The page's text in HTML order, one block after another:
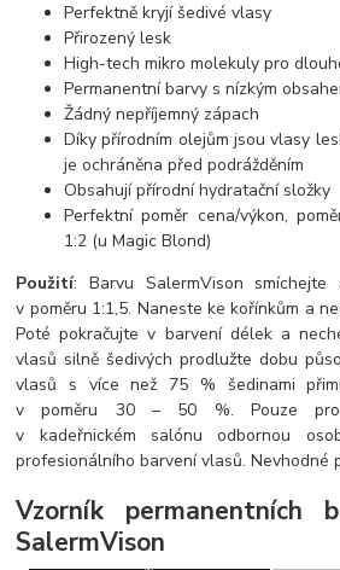
Perfektně kryjí šedivé vlasy
Přirozený lesk
High-tech mikro molekuly pro
Permanentní barvy s nízkým
Žádný nepříjemný zápach
Díky přírodním olejům jsou vlasy
je ochráněna před podrážděním
Obsahují přírodní hydratační složky
Perfektní poměr cena/výkon,
1:2 (u Magic Blond)
Použití: Barvu SalermVison smíchejte
v poměru 1:1,5. Naneste ke kořínkům a
Poté pokračujte v barvení délek a
vlasů silně šedivých prodlužte dobu
vlasů s více než 75 % šedinami
v poměru 30 – 50 %. Pouze pro
v kadeřnickém salónu odbornou
profesionálního barvení vlasů. Nevhodné
Vzorník permanentních
SalermVison